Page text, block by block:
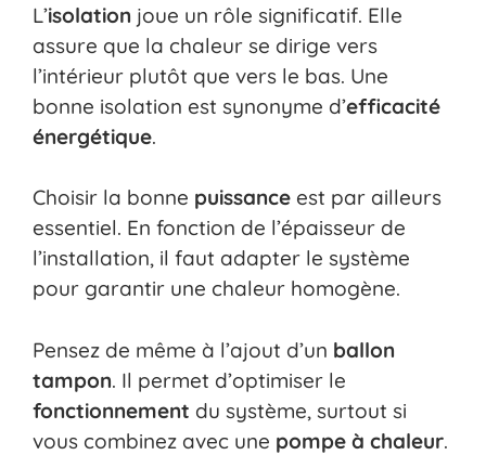
L’isolation joue un rôle significatif. Elle
assure que la chaleur se dirige vers
l’intérieur plutôt que vers le bas. Une
bonne isolation est synonyme d’efficacité
énergétique.
Choisir la bonne puissance est par ailleurs
essentiel. En fonction de l’épaisseur de
l’installation, il faut adapter le système
pour garantir une chaleur homogène.
Pensez de même à l’ajout d’un ballon
tampon. Il permet d’optimiser le
fonctionnement du système, surtout si
vous combinez avec une pompe à chaleur.